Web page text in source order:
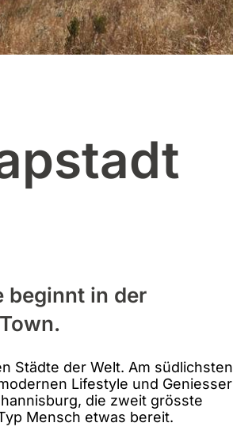
beginnt in der
Städte der Welt. Am südlichsten
Lifestyle und Geniesser
die zweit grösste
Mensch etwas bereit.